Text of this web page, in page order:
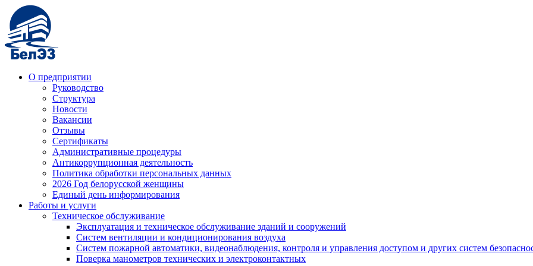
О предприятии
Руководство
Структура
Новости
Вакансии
Отзывы
Сертификаты
Административные процедуры
Антикоррупционная деятельность
Политика обработки персональных данных
2026 Год белорусской женщины
Единый день информирования
Работы и услуги
Техническое обслуживание
Эксплуатация и техническое обслуживание зданий и сооружений
Систем вентиляции и кондиционирования воздуха
Систем пожарной автоматики, видеонаблюдения, контроля и управления доступом и других систем
Поверка манометров технических и электроконтактных